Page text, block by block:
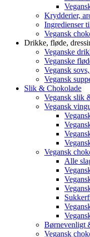
Krydderier,
Ingredienser
Vegansk
Drikke, fløde,
Veganske
Veganske
Vegansk
Vegansk
Slik & Chokolade
Vegansk slik
Vegansk
Vegansk
Alle
Børnevenligt
Vegansk